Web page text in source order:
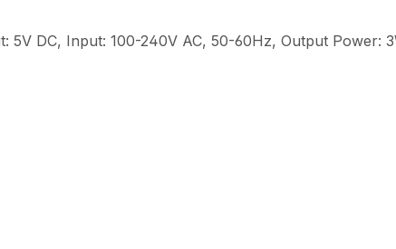
DC, Input: 100-240V AC, 50-60Hz, Output Power: